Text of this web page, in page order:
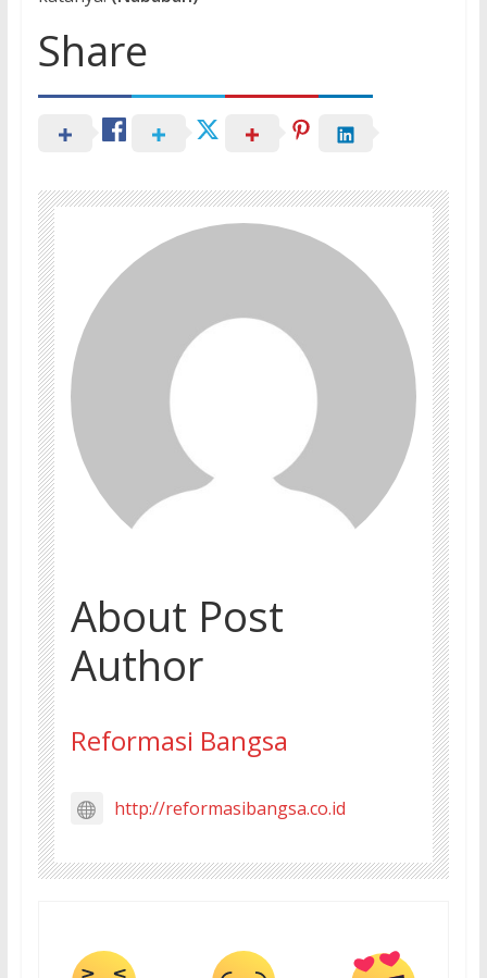
Share
About Post
Author
Reformasi Bangsa
http://reformasibangsa.co.id